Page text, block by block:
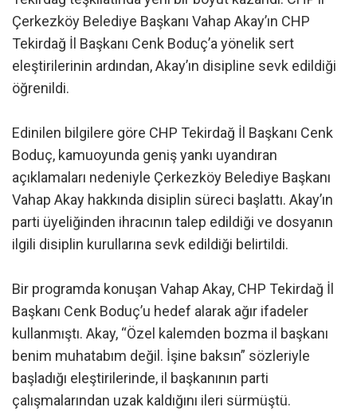
Çerkezköy Belediye Başkanı Vahap Akay’ın CHP
Tekirdağ İl Başkanı Cenk Boduç’a yönelik sert
eleştirilerinin ardından, Akay’ın disipline sevk edildiği
öğrenildi.
Edinilen bilgilere göre CHP Tekirdağ İl Başkanı Cenk
Boduç, kamuoyunda geniş yankı uyandıran
açıklamaları nedeniyle Çerkezköy Belediye Başkanı
Vahap Akay hakkında disiplin süreci başlattı. Akay’ın
parti üyeliğinden ihracının talep edildiği ve dosyanın
ilgili disiplin kurullarına sevk edildiği belirtildi.
Bir programda konuşan Vahap Akay, CHP Tekirdağ İl
Başkanı Cenk Boduç’u hedef alarak ağır ifadeler
kullanmıştı. Akay, “Özel kalemden bozma il başkanı
benim muhatabım değil. İşine baksın” sözleriyle
başladığı eleştirilerinde, il başkanının parti
çalışmalarından uzak kaldığını ileri sürmüştü.